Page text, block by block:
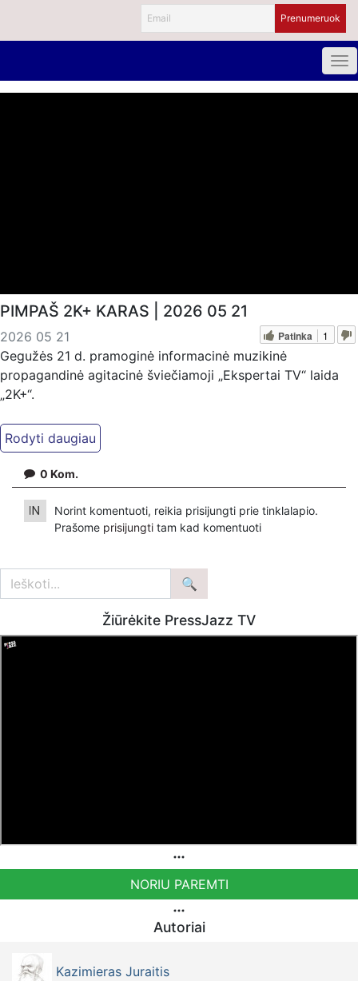
PIMPAŠ 2K+ KARAS | 2026 05 21
2026 05 21 Patinka 1
Gegužės 21 d. pramoginė informacinė muzikinė
propagandinė agitacinė šviečiamoji „Ekspertai TV“ laida
„2K+“.
Kiti mūsų kanalai:
Ekspertai.eu Telegram'e – https://t.me/ekspertaiTelegram
https://www.ekspertai.eu
Mūsų veikla galima tik dėka skaitytojų ir žiūrovų, mus
VšĮ „Ekspertai.eu“ per PayPal paspaudę šią nuorodą –
https://www.paypal.com/paypalme/Ekspertaieu?
0 Kom.
Norint komentuoti, reikia prisijungti prie tinklalapio.
Prašome prisijungti tam kad komentuoti
Žiūrėkite PressJazz TV
NORIU PAREMTI
Autoriai
Kazimieras Juraitis